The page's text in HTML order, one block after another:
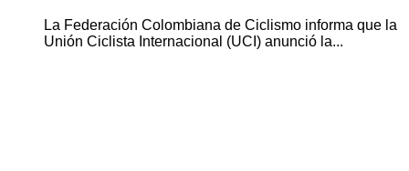
La Federación Colombiana de Ciclismo informa que la
Unión Ciclista Internacional (UCI) anunció la...